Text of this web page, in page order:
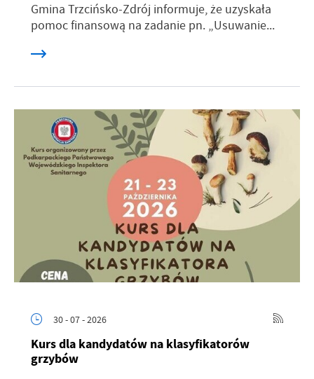
Gmina Trzcińsko-Zdrój informuje, że uzyskała
pomoc finansową na zadanie pn. „Usuwanie...
30 - 07 - 2026
Kurs dla kandydatów na klasyfikatorów
grzybów